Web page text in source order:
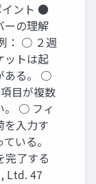
イント ●
ーの理解
： ○ ２週
ットは起
ある。 ○
目が複数
。 ○ フィ
を入力す
いる。
了する
Ltd. 47